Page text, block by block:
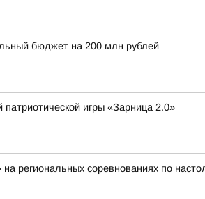
бюджет на 200 млн рублей
игры «Зарница 2.0»
региональных соревнованиях по